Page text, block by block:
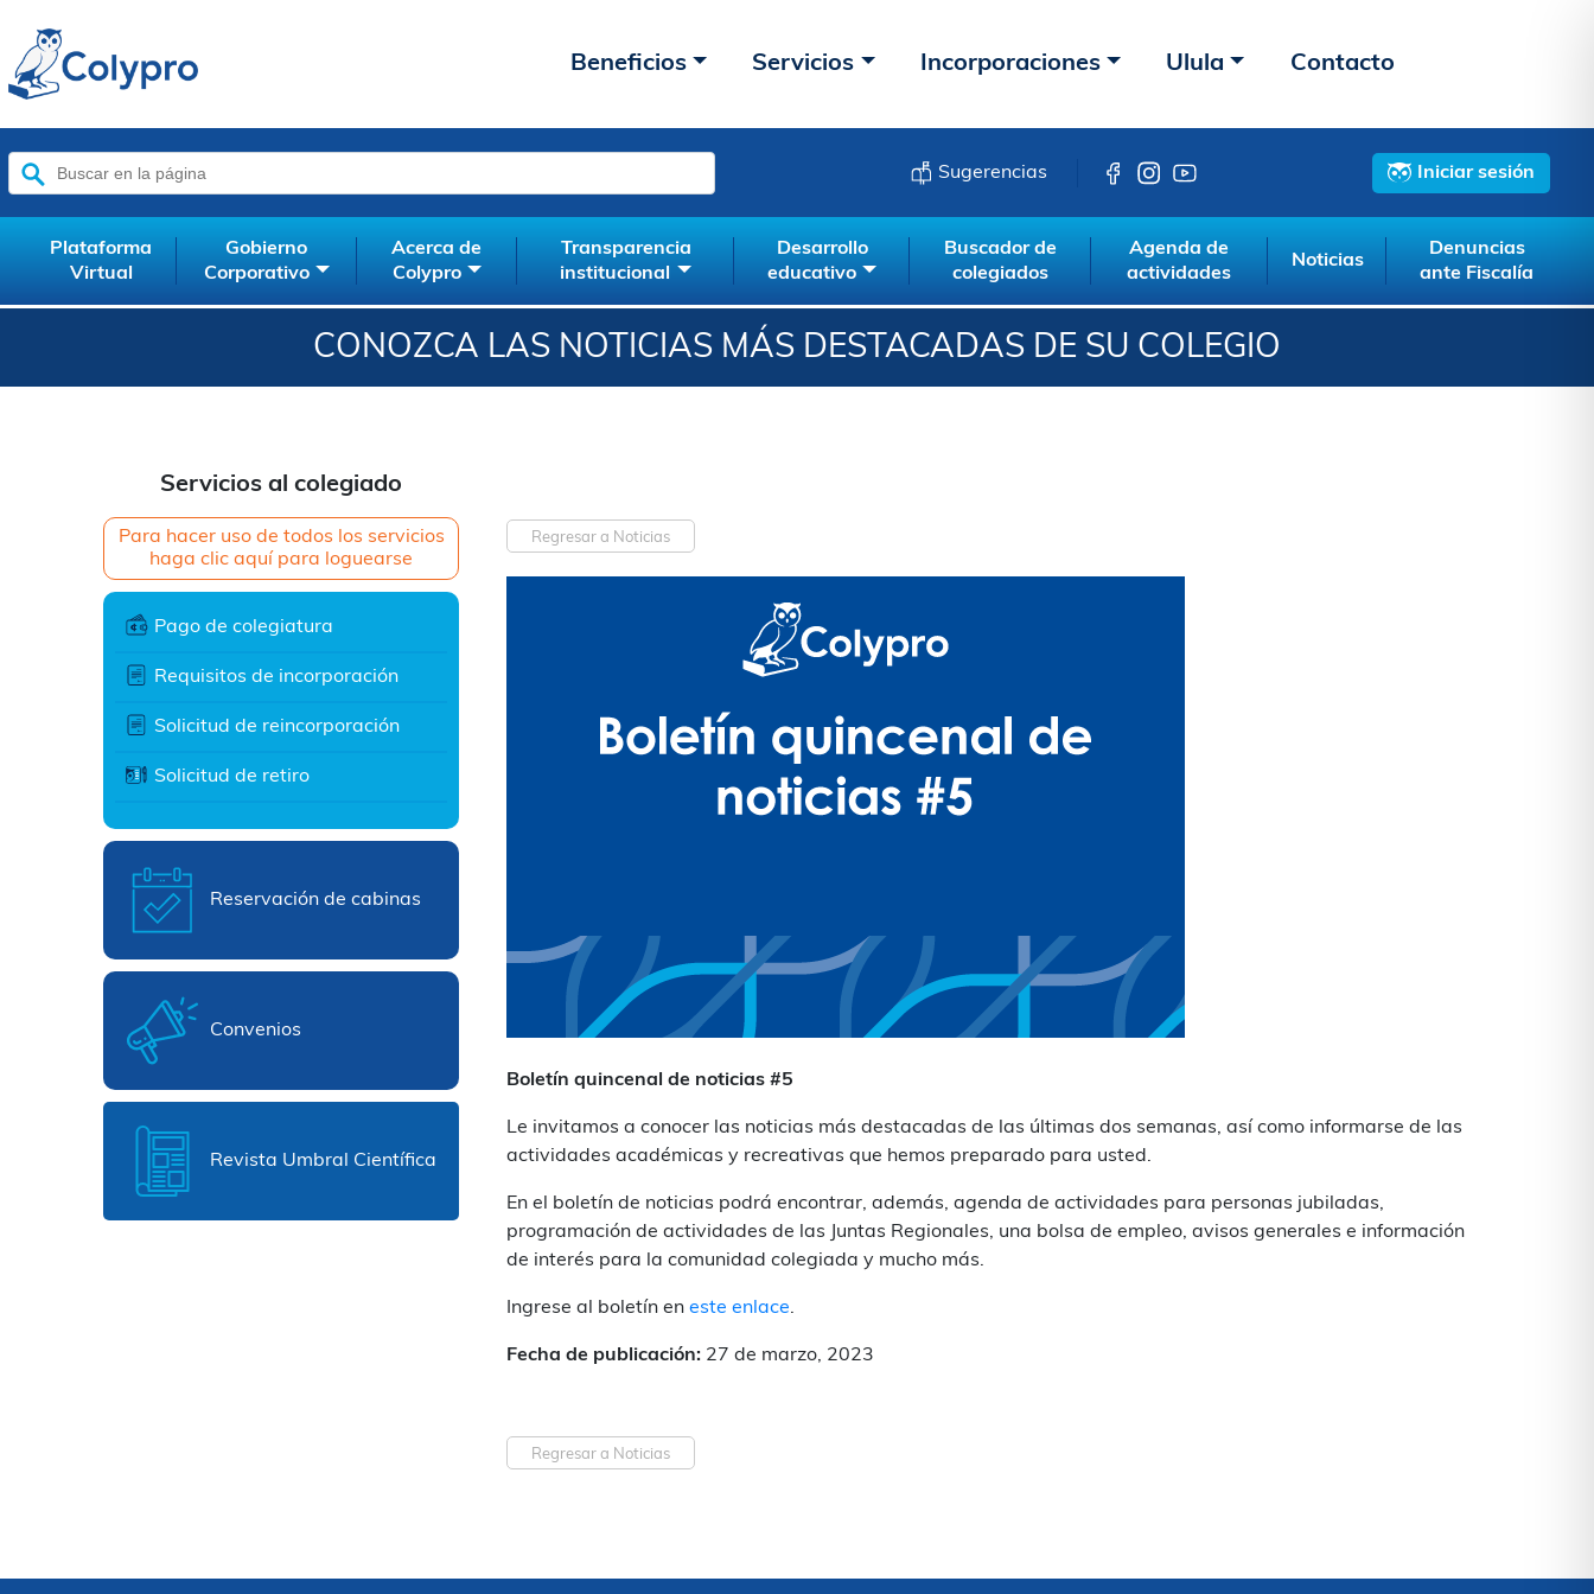
Beneficios Servicios Incorporaciones Ulula Contacto
Buscar:
Sugerencias Iniciar sesión
Plataforma
Virtual
Gobierno
Corporativo
Acerca de
Colypro
Transparencia
institucional
Desarrollo
educativo
Buscador de
colegiados
Agenda de
actividades
Noticias
Denuncias
ante Fiscalía
CONOZCA LAS NOTICIAS MÁS DESTACADAS DE SU COLEGIO
Servicios al colegiado
Para hacer uso de todos los servicios
haga clic aquí para loguearse
Pago de colegiatura
Requisitos de incorporación
Solicitud de reincorporación
Solicitud de retiro
Reservación de cabinas
Convenios
Revista Umbral Científica
Regresar a Noticias
Boletín quincenal de noticias #5
Le invitamos a conocer las noticias más destacadas de las últimas dos semanas, así como informarse de las
actividades académicas y recreativas que hemos preparado para usted.
En el boletín de noticias podrá encontrar, además, agenda de actividades para personas jubiladas,
programación de actividades de las Juntas Regionales, una bolsa de empleo, avisos generales e información
de interés para la comunidad colegiada y mucho más.
Ingrese al boletín en este enlace.
Fecha de publicación: 27 de marzo, 2023
Regresar a Noticias